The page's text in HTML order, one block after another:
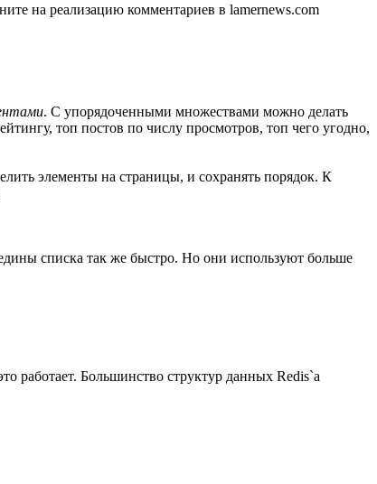
на реализацию комментариев в lamernews.com
. С упорядоченными множествами можно делать
топ постов по числу просмотров, топ чего угодно,
элементы на страницы, и сохранять порядок. К
списка так же быстро. Но они используют больше
работает. Большинство структур данных Redis`а